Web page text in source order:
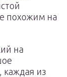
похожим на
на
каждая из